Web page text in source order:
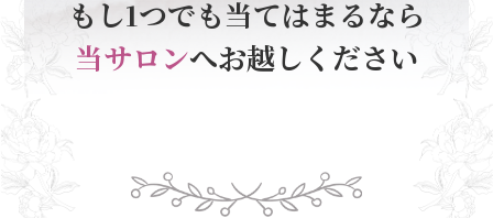
もし1つでも当てはまるなら
当サロンへお越しください